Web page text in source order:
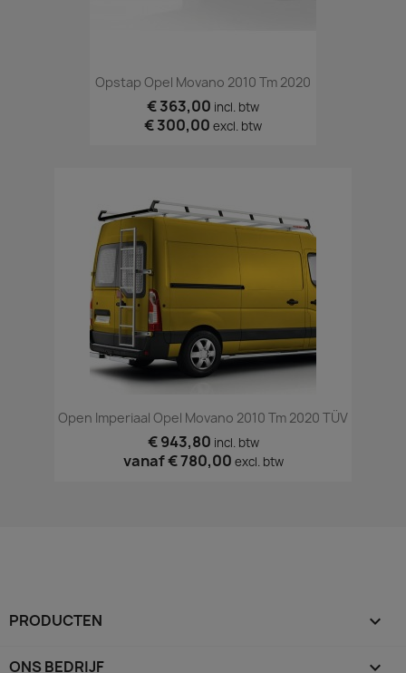
Opstap Opel Movano 2010 Tm 2020
€ 363,00 incl. btw
€ 300,00 excl. btw
Open Imperiaal Opel Movano 2010 Tm 2020 TÜV
€ 943,80 incl. btw
vanaf€ 780,00 excl. btw
PRODUCTEN 
ONS BEDRIJF 